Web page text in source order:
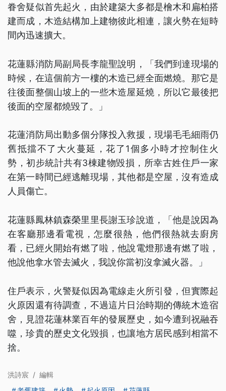
眷舍疑似首先起火，由於建築大多都是檜木和扁柏搭
建而成，木造結構加上建物彼此相連，讓火勢在短時
間內迅速擴大。
花蓮縣消防局副局長李龍聖說明，「我們到達現場的
時候，在這個前方一樓的木造已經全面燃燒。那它是
往後面整個山坡上的一些木造屋延燒，所以它最後把
後面的空屋都燒毀了。」
花蓮消防局出動多個分隊投入救援，現場毛毛細雨仍
舊抵擋不了大火蔓延，花了1個多小時才控制住火
勢，初步統計共有3棟建物毀損，所幸古姓住戶一家
在第一時間已經逃離現場，其他都是空屋，沒有造成
人員傷亡。
花蓮縣鳳林鎮森榮里里長謝玉珍說道，「他是說因為
在客廳那邊看電視，怎麼很熱，他們很熱就去廚房
看，已經火開始有燃了啦，他說電燈那邊有燃了啦，
他說他拿水管去滅火，我說你當初沒拿滅火器。」
住戶表示，火警疑似因為電線走火所引發，但實際起
火原因還有待調查，不過這片日治時期的傳統木造宿
舍，見證花蓮林業百年的發展歷史，如今遭到祝融吞
噬，珍貴的歷史文化毀損，也讓地方居民感到相當不
捨。
洪詩宸 / 編輯